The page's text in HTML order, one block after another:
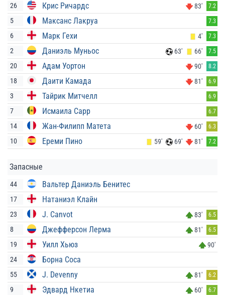
26 Крис Ричардс 83' 7.2
5 Максанс Лакруа 7.3
6 Марк Гехи 4' 7.3
2 Даниэль Муньос 63' 66' 7.5
20 Адам Уортон 90' 8.2
18 Даити Камада 81' 6.9
3 Тайрик Митчелл 6.9
7 Исмаила Сарр 6.7
14 Жан-Филипп Матета 60' 6.3
10 Ереми Пино 59' 69' 81' 7.2
Запасные
44 Вальтер Даниэль Бенитес
17 Натаниэл Клайн
23 J. Canvot 83' 6.5
8 Джефферсон Лерма 81' 6.5
19 Уилл Хьюз
90'
24
Борна Соса
55 J. Devenny 81' 6.2
9 Эдвард Нкетиа 60' 6.7